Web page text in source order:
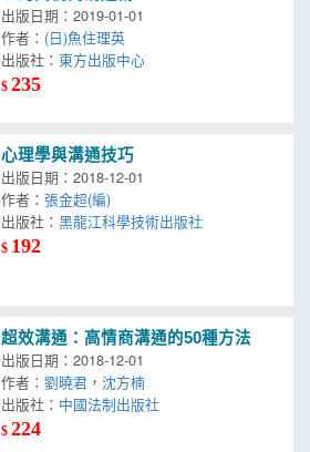
出版日期：2019-01-01
作者： (日)魚住理英
出版社：東方出版中心
$235
心理學與溝通技巧
出版日期：2018-12-01
作者：張金超(編)
出版社：黑龍江科學技術出版社
$ 192
超效溝通：高情商溝通的50種方法
出版日期：2018-12-01
作者：劉曉君 ，沈方楠
出版社： 中國法制出版社
$224